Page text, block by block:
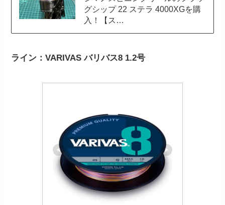
グシップ 22 ステラ 4000XGを購
入！【ス…
ライン：VARIVAS バリバス8 1.2号